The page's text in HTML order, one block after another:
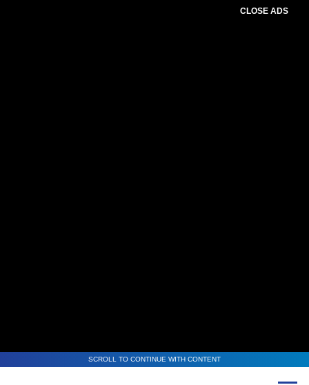
CLOSE ADS
SCROLL TO CONTINUE WITH CONTENT